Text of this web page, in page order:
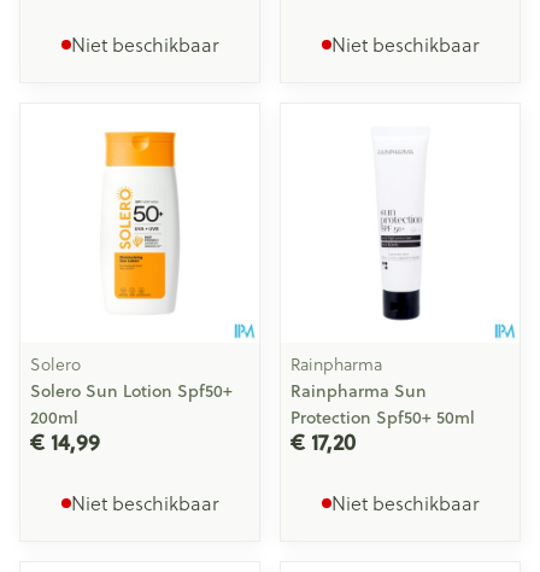
Niet beschikbaar Niet beschikbaar
Solero
Solero Sun Lotion Spf50+
200ml
€ 14,99
Niet beschikbaar
Rainpharma
Rainpharma Sun
Protection Spf50+ 50ml
€ 17,20
Niet beschikbaar